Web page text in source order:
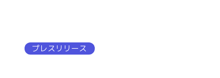
プレスリリース